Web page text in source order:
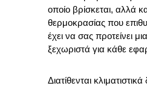
οποίο βρίσκεται, αλλά
θερμοκρασίας που
έχει να σας προτείνει
ξεχωριστά για κάθε
Διατίθενται